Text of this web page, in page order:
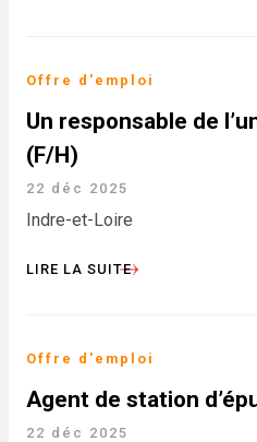
Offre d'emploi
Un responsable de
(F/H)
22 déc 2025
Indre-et-Loire
LIRE LA SUITE
Offre d'emploi
Agent de station
22 déc 2025